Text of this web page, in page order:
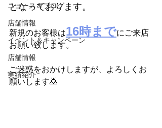
ニュース＆ブログ
店舗情報
イベント＆キャンペーン
店舗情報
実績紹介
となっております。
新規のお客様は16時までにご来店
お願い致します。
ご迷惑をおかけしますが、よろしくお
願いします🙇